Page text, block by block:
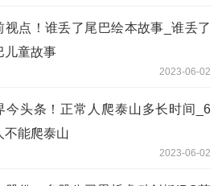
视点！谁丢了尾巴绘本故事_谁丢了
儿童故事
2023-06-02
今头条！正常人爬泰山多长时间_6
不能爬泰山
2023-06-02